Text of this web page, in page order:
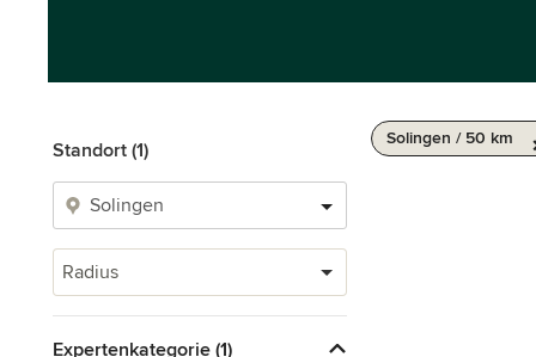
Standort (1)
Radius
Expertenkategorie (1)
Solingen / 50 km